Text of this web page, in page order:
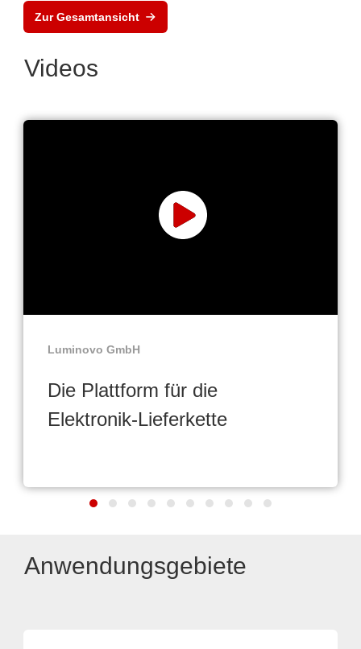
Zur Gesamtansicht
Videos
Luminovo GmbH
Die Plattform für die
Elektronik-Lieferkette
Anwendungsgebiete